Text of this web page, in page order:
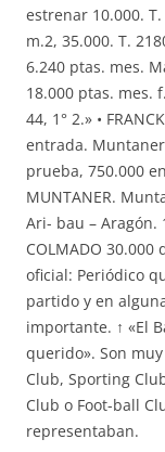
estrenar 10.000. T.
m.2, 35.000. T.
6.240 ptas. mes.
18.000 ptas. mes.
44, 1° 2.» •
entrada.
prueba, 750.000
MUNTANER.
Ari- bau – Aragón.
COLMADO
oficial: Periódico
partido y en
importante. ↑ «El
querido». Son
Club, Sporting
Club o Foot-ball
representaban.